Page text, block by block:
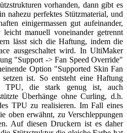
vorhanden, dann gibt es
nahezu perfektes Stützmaterial, und
einigermassen gut aufeinander,
manuell voneinander getrennt
lässt sich die Haftung, indem die
ausgeschaltet wird. In UltiMaker
"Support -> Fan Speed Override"
Option "Supported Skin Fan
ist. So entsteht eine Haftung
TPU, die stark genug ist, auch
Überhänge ohne Curling, d.h.
TPU zu realisieren. Im Fall eines
oben erwähnt, zu Verschleppungen
Auf diesen Druckern ist es daher